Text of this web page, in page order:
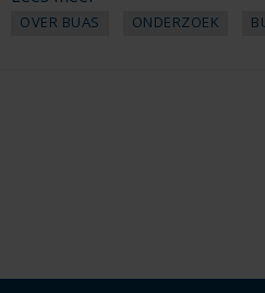
OVER BUAS ONDERZOEK